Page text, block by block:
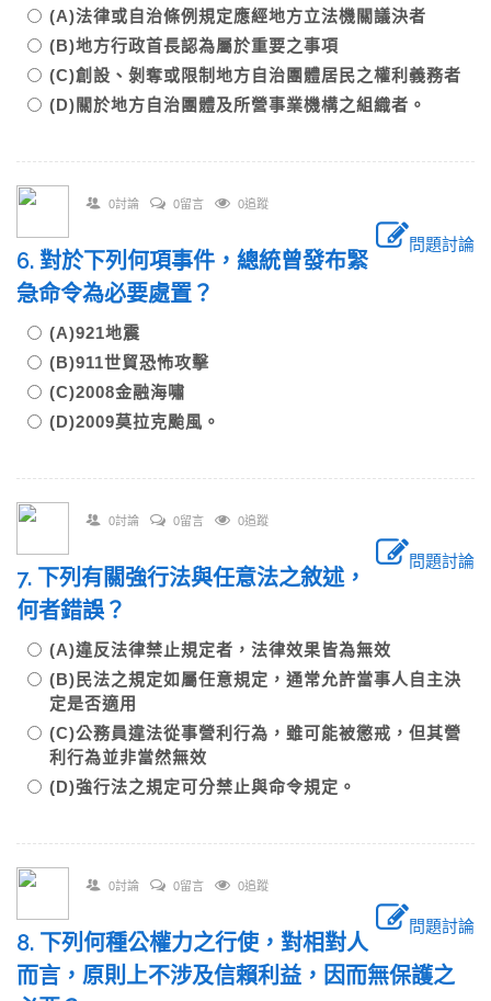
(A)法律或自治條例規定應經地方立法機關議決者
(B)地方行政首長認為屬於重要之事項
(C)創設、剝奪或限制地方自治團體居民之權利義務者
(D)關於地方自治團體及所營事業機構之組織者。
0討論 0留言 0追蹤
問題討論
6. 對於下列何項事件，總統曾發布緊
急命令為必要處置？
(A)921地震
(B)911世貿恐怖攻擊
(C)2008金融海嘯
(D)2009莫拉克颱風。
0討論 0留言 0追蹤
問題討論
7. 下列有關強行法與任意法之敘述，
何者錯誤？
(A)違反法律禁止規定者，法律效果皆為無效
(B)民法之規定如屬任意規定，通常允許當事人自主決
定是否適用
(C)公務員違法從事營利行為，雖可能被懲戒，但其營
利行為並非當然無效
(D)強行法之規定可分禁止與命令規定。
0討論 0留言 0追蹤
問題討論
8. 下列何種公權力之行使，對相對人
而言，原則上不涉及信賴利益，因而無保護之